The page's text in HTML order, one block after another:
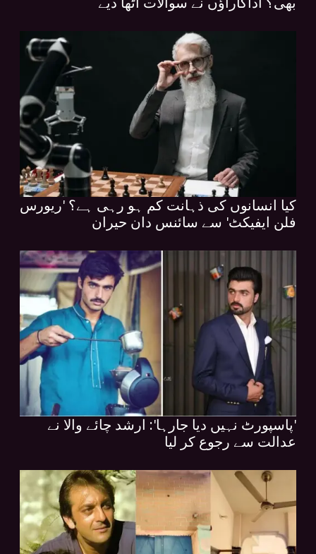
کیا انسانوں کی ذہانت کم ہو رہی ہے؟ 'ریورس
فلن ایفیکٹ' سے سائنس دان حیران
'پاسپورٹ نہیں دیا جارہا': ارشد چائے والا نے
عدالت سے رجوع کر لیا